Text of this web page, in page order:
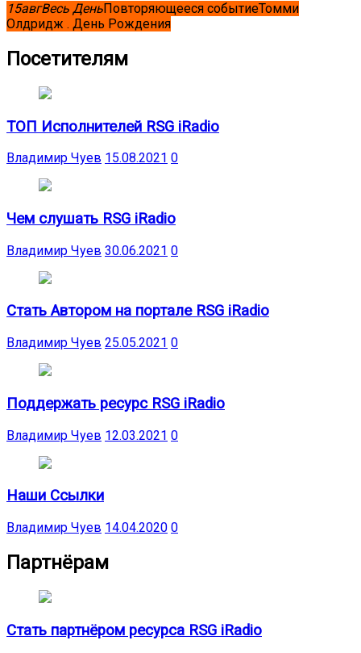
15авгВесь ДеньПовторяющееся событиеТомми
Олдридж . День Рождения
Посетителям
ТОП Исполнителей RSG iRadio
Владимир Чуев 15.08.2021 0
Чем слушать RSG iRadio
Владимир Чуев 30.06.2021 0
Стать Автором на портале RSG iRadio
Владимир Чуев 25.05.2021 0
Поддержать ресурс RSG iRadio
Владимир Чуев 12.03.2021 0
Наши Ссылки
Владимир Чуев 14.04.2020 0
Партнёрам
Стать партнёром ресурса RSG iRadio